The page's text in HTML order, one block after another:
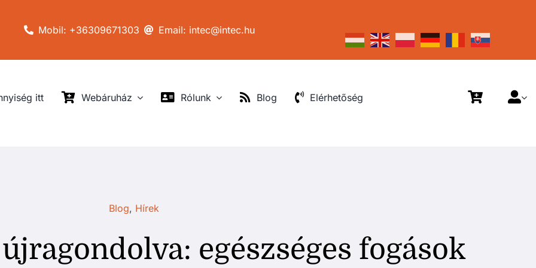
Mobil: +36309671303 Email: intec@intec.hu
itt Webáruház Rólunk Blog Elérhetőség
Blog, Hírek
egészséges fogások